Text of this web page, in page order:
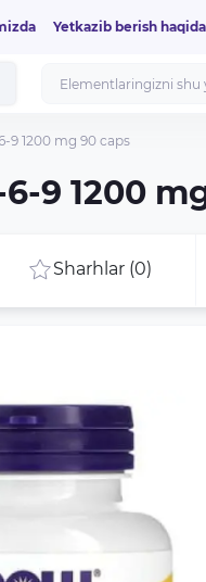
Yetkazib berish
9 1200 mg 90 caps
9 1200
Sharhlar (0)